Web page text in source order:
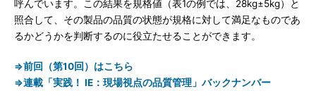
呼んでいます。この結果を規格値（表1の例では、28kg±5kg）と
照合して、その製品の品質の状態が規格に対して満足なものであ
るかどうかを判断するのに役立たせることができます。
⇒前回（第10回）はこちら
⇒連載「実践！ IE：現場視点の品質管理」バックナンバー